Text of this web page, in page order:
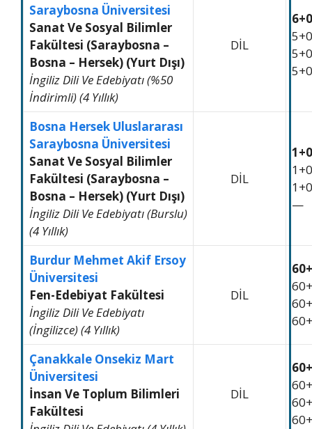
Saraybosna Üniversitesi
Sanat Ve Sosyal Bilimler
Fakültesi (Saraybosna –
Bosna – Hersek) (Yurt Dışı)
İngiliz Dili Ve Edebiyatı (%50
İndirimli) (4 Yıllık)
DİL
5+0
5+0
5+0
Bosna Hersek Uluslararası
Saraybosna Üniversitesi
Sanat Ve Sosyal Bilimler
Fakültesi (Saraybosna –
Bosna – Hersek) (Yurt Dışı)
İngiliz Dili Ve Edebiyatı (Burslu)
(4 Yıllık)
DİL
1+0
1+0
—
Burdur Mehmet Akif Ersoy
Üniversitesi
Fen-Edebiyat Fakültesi
İngiliz Dili Ve Edebiyatı
(İngilizce) (4 Yıllık)
DİL
Çanakkale Onsekiz Mart
Üniversitesi
İnsan Ve Toplum Bilimleri
Fakültesi
DİL